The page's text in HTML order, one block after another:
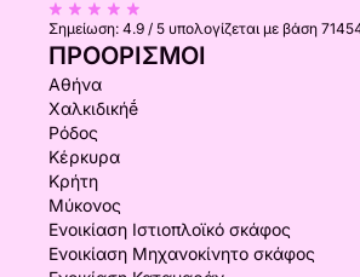
Σημείωση: 4.9 / 5 υπολογίζεται με βάση
ΠΡΟΟΡΙΣΜΟΊ
Αθήνα
Χαλκιδικήḗ
Ρόδος
Κέρκυρα
Κρήτη
Μύκονος
Ενοικίαση Ιστιοπλοϊκό σκάφος
Ενοικίαση Μηχανοκίνητο σκάφος